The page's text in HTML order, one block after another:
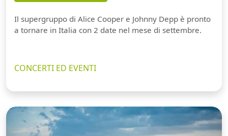
Il supergruppo di Alice Cooper e Johnny Depp è pronto
a tornare in Italia con 2 date nel mese di settembre.
CONCERTI ED EVENTI